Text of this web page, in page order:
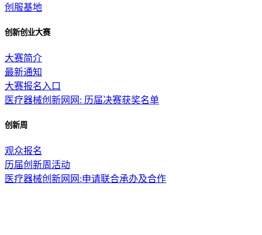
创服基地
创新创业大赛
大赛简介
最新通知
大赛报名入口
医疗器械创新网网: 历届决赛获奖名单
创新周
观众报名
历届创新周活动
医疗器械创新网网:申请联合承办及合作